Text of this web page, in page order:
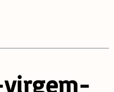
virgem-